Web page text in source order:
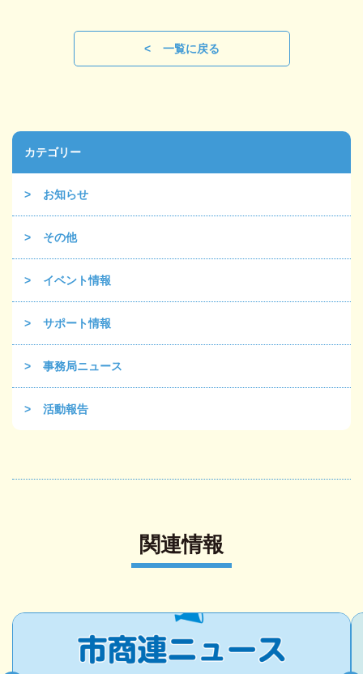
一覧に戻る
カテゴリー
お知らせ
その他
イベント情報
サポート情報
事務局ニュース
活動報告
関連情報